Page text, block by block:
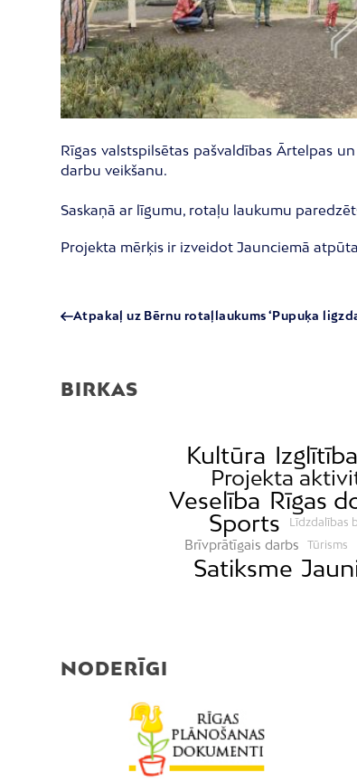
Rīgas valstspilsētas pašvaldības Ārtelpas
darbu veikšanu.
Saskaņā ar līgumu, rotaļu laukumu
Projekta mērķis ir izveidot Jaunciemā
Atpakaļ uz Bērnu rotaļlaukums ‘Pupuķa
BIRKAS
Kultūra Izglītība
Projekta
Veselība Rīgas
Sports
Līdzdalības
Brīvprātīgais darbs Tūrisms
Satiksme
NODERĪGI